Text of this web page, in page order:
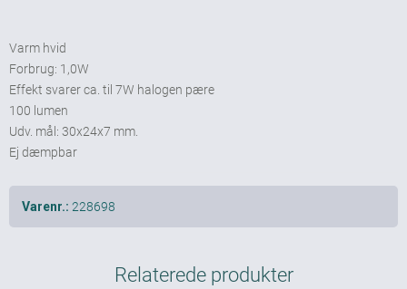
Varm hvid
Forbrug: 1,0W
Effekt svarer ca. til 7W halogen pære
100 lumen
Udv. mål: 30x24x7 mm.
Ej dæmpbar
Varenr.: 228698
Relaterede produkter